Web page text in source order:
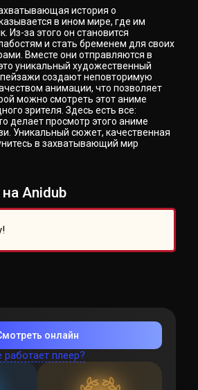
история о
в ином мире, где им
за этого он становится
и стать бременем для своих
Вместе они отправляются в
уникальный художественный
создают неповторимую
анимации, что позволяет
можно смотреть этот аниме
зрителя. Здесь есть все:
делает просмотр этого аниме
Уникальный сюжет, качественная
в захватывающий мир
Anidub
онлайн
работает плеер?